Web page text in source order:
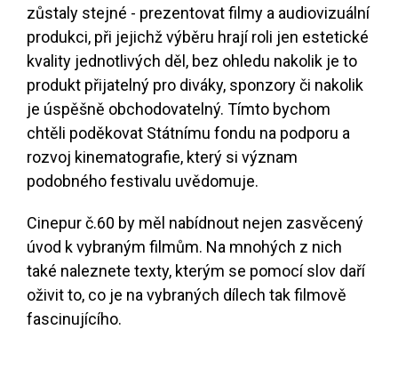
zůstaly stejné - prezentovat filmy a audiovizuální
produkci, při jejichž výběru hrají roli jen estetické
kvality jednotlivých děl, bez ohledu nakolik je to
produkt přijatelný pro diváky, sponzory či nakolik
je úspěšně obchodovatelný. Tímto bychom
chtěli poděkovat Státnímu fondu na podporu a
rozvoj kinematografie, který si význam
podobného festivalu uvědomuje.
Cinepur č.60 by měl nabídnout nejen zasvěcený
úvod k vybraným filmům. Na mnohých z nich
také naleznete texty, kterým se pomocí slov daří
oživit to, co je na vybraných dílech tak filmově
fascinujícího.